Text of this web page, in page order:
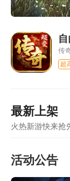
传
超
最新上架
火热新游快来抢
活动公告